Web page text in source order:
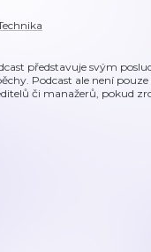
představuje svým
Podcast ale není
či manažerů, pokud